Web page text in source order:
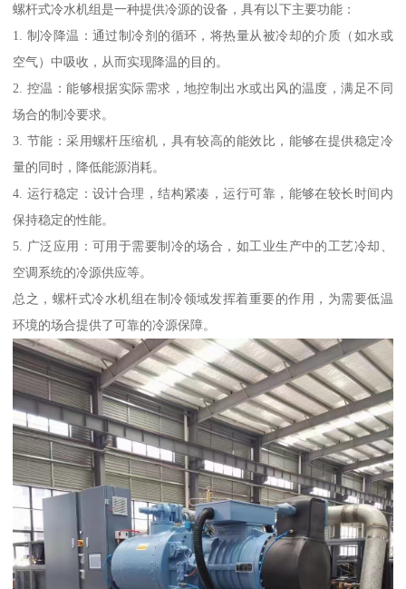
螺杆式冷水机组是一种提供冷源的设备，具有以下主要功能：
1. 制冷降温：通过制冷剂的循环，将热量从被冷却的介质（如水或
空气）中吸收，从而实现降温的目的。
2. 控温：能够根据实际需求，地控制出水或出风的温度，满足不同
场合的制冷要求。
3. 节能：采用螺杆压缩机，具有较高的能效比，能够在提供稳定冷
量的同时，降低能源消耗。
4. 运行稳定：设计合理，结构紧凑，运行可靠，能够在较长时间内
保持稳定的性能。
5. 广泛应用：可用于需要制冷的场合，如工业生产中的工艺冷却、
空调系统的冷源供应等。
总之，螺杆式冷水机组在制冷领域发挥着重要的作用，为需要低温
环境的场合提供了可靠的冷源保障。